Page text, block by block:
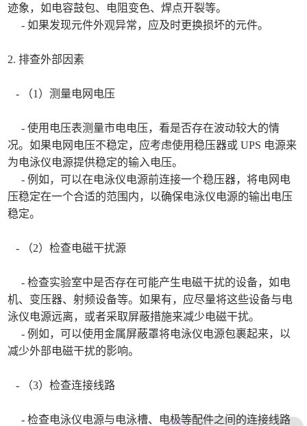
迹象，如电容鼓包、电阻变色、焊点开裂等。
- 如果发现元件外观异常，应及时更换损坏的元件。
2. 排查外部因素
- （1）测量电网电压
- 使用电压表测量市电电压，看是否存在波动较大的情
况。如果电网电压不稳定，应考虑使用稳压器或 UPS 电源来
为电泳仪电源提供稳定的输入电压。
- 例如，可以在电泳仪电源前连接一个稳压器，将电网电
压稳定在一个合适的范围内，以确保电泳仪电源的输出电压
稳定。
- （2）检查电磁干扰源
- 检查实验室中是否存在可能产生电磁干扰的设备，如电
机、变压器、射频设备等。如果有，应尽量将这些设备与电
泳仪电源远离，或者采取屏蔽措施来减少电磁干扰。
- 例如，可以使用金属屏蔽罩将电泳仪电源包裹起来，以
减少外部电磁干扰的影响。
- （3）检查连接线路
- 检查电泳仪电源与电泳槽、电极等配件之间的连接线路